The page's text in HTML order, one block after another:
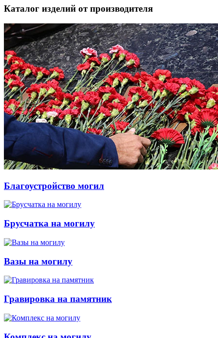
Каталог изделий от производителя
Благоустройство могил
Брусчатка на могилу
Вазы на могилу
Гравировка на памятник